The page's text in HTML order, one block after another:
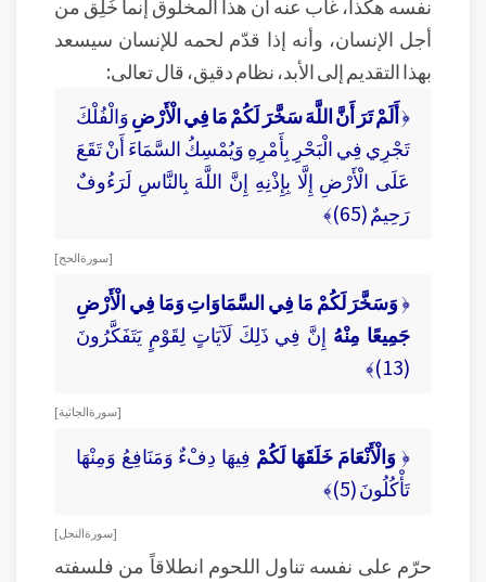
نفسه هكذا، غاب عنه أن هذا المخلوق إنما خُلِق من
أجل الإنسان، وأنه إذا قدّم لحمه للإنسان سيسعد
بهذا التقديم إلى الأبد، نظام دقيق، قال تعالى:
﴿أَلَمْ تَرَ أَنَّ اللَّهَ سَخَّرَ لَكُمْ مَا فِي الْأَرْضِوَالْفُلْكَ
تَجْرِي فِي الْبَحْرِ بِأَمْرِهِ وَيُمْسِكُ السَّمَاءَ أَنْ تَقَعَ
عَلَى الْأَرْضِ إِلَّا بِإِذْنِهِ إِنَّ اللَّهَ بِالنَّاسِ لَرَءُوفٌ
رَحِيمٌ (65)﴾
[ سورة الحج ]
﴿وَسَخَّرَ لَكُمْ مَا فِي السَّمَاوَاتِ وَمَا فِي الْأَرْضِ
جَمِيعًا مِنْهُ إِنَّ فِي ذَلِكَ لَآيَاتٍ لِقَوْمٍ يَتَفَكَّرُونَ
(13)﴾
[ سورة الجاثية ]
﴿ وَالْأَنْعَامَ خَلَقَهَا لَكُمْ فِيهَا دِفْءٌ وَمَنَافِعُ وَمِنْهَا
تَأْكُلُونَ (5)﴾
[ سورة النحل ]
حرّم على نفسه تناول اللحوم انطلاقاً من فلسفته